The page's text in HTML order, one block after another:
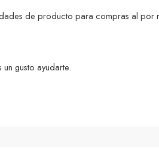
de producto para compras al por
gusto ayudarte.